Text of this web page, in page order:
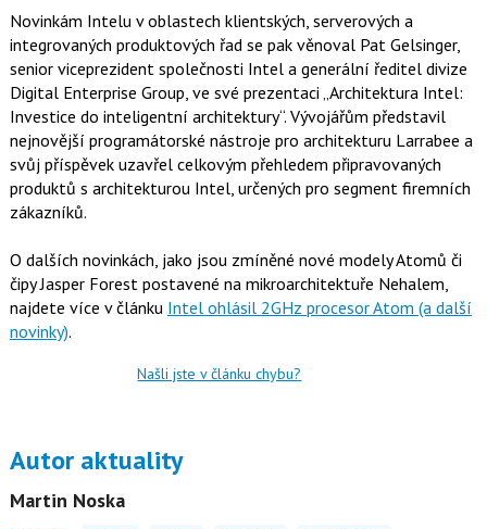
Novinkám Intelu v oblastech klientských, serverových a
integrovaných produktových řad se pak věnoval Pat Gelsinger,
senior viceprezident společnosti Intel a generální ředitel divize
Digital Enterprise Group, ve své prezentaci „Architektura Intel:
Investice do inteligentní architektury“. Vývojářům představil
nejnovější programátorské nástroje pro architekturu Larrabee a
svůj příspěvek uzavřel celkovým přehledem připravovaných
produktů s architekturou Intel, určených pro segment firemních
zákazníků.
O dalších novinkách, jako jsou zmíněné nové modely Atomů či
čipy Jasper Forest postavené na mikroarchitektuře Nehalem,
najdete více v článku Intel ohlásil 2GHz procesor Atom (a další
novinky).
Našli jste v článku chybu?
Autor aktuality
Martin Noska